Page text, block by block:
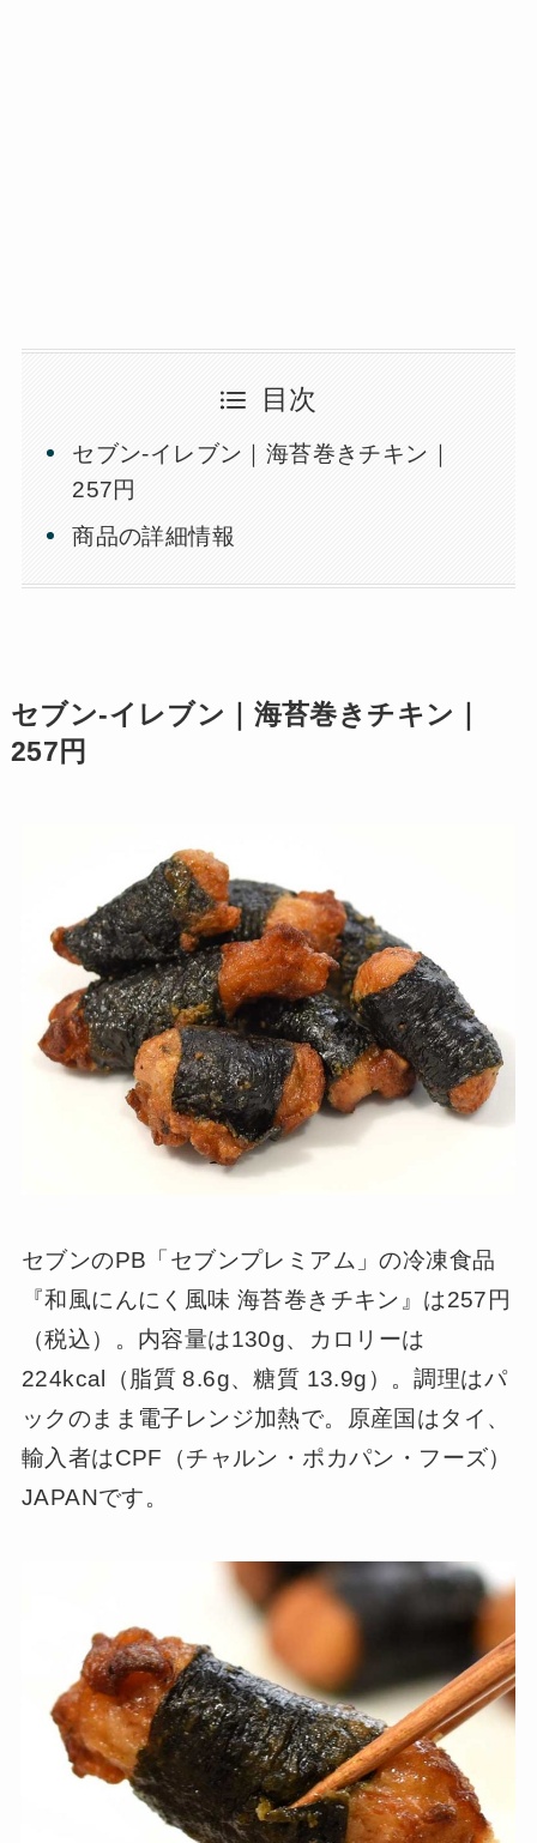
目次
セブン-イレブン｜海苔巻きチキン｜
257円
商品の詳細情報
セブン-イレブン｜海苔巻きチキン｜
257円
セブンのPB「セブンプレミアム」の冷凍食品
『和風にんにく風味 海苔巻きチキン』は257円
（税込）。内容量は130g、カロリーは
224kcal（脂質 8.6g、糖質 13.9g）。調理はパ
ックのまま電子レンジ加熱で。原産国はタイ、
輸入者はCPF（チャルン・ポカパン・フーズ）
JAPANです。